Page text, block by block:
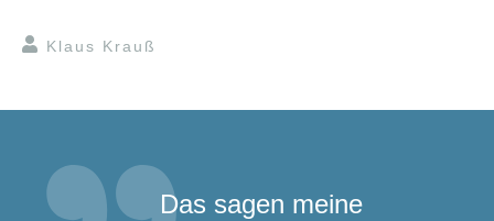
Klaus Krauß
Das sagen meine